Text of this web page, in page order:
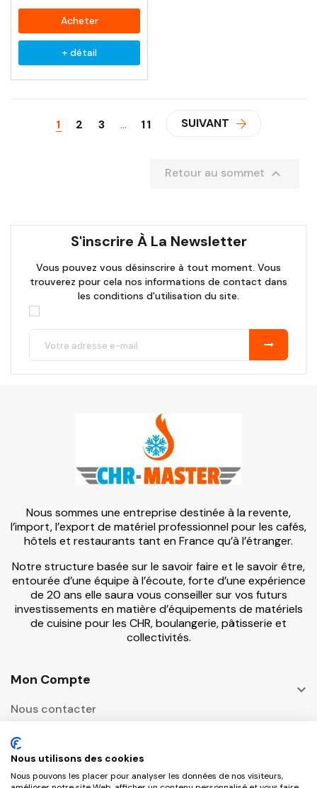
Acheter
+ détail
1 2 3 … 11 SUIVANT
Retour au sommet 
S'inscrire À La Newsletter
Vous pouvez vous désinscrire à tout moment. Vous
trouverez pour cela nos informations de contact dans
les conditions d'utilisation du site.
Nous sommes une entreprise destinée à la revente,
l’import, l’export de matériel professionnel pour les cafés,
hôtels et restaurants tant en France qu’à l’étranger.
Notre structure basée sur le savoir faire et le savoir être,
entourée d’une équipe à l’écoute, forte d’une expérience
de 20 ans elle saura vous conseiller sur vos futurs
investissements en matière d’équipements de matériels
de cuisine pour les CHR, boulangerie, pâtisserie et
collectivités.
Mon Compte

Nous contacter
Informations
Adresse Postale
Nous utilisons des cookies
Nous pouvons les placer pour analyser les données de nos visiteurs,